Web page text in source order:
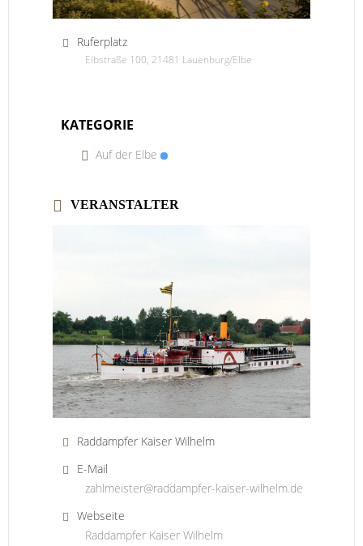
Ruferplatz
Elbstraße 100, 21481 Lauenburg/Elbe
KATEGORIE
Auf der Elbe
VERANSTALTER
Raddampfer Kaiser Wilhelm
E-Mail
zahlmeister@raddampfer-kaiser-wilhelm.de
Webseite
Raddampfer Kaiser Wilhelm